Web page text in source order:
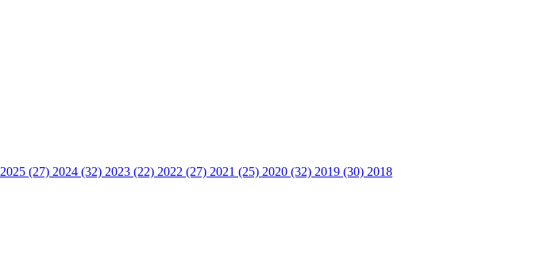
2025 (27) 2024 (32) 2023 (22) 2022 (27) 2021 (25) 2020 (32) 2019 (30) 2018